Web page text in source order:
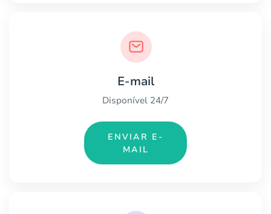
E-mail
Disponível 24/7
ENVIAR E-
MAIL